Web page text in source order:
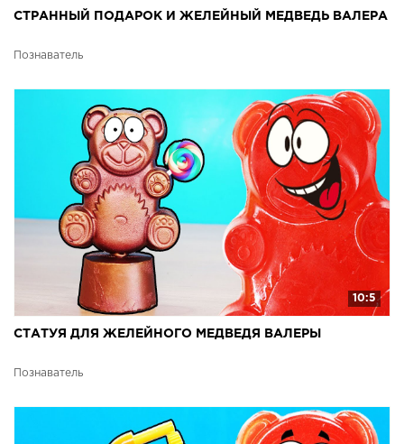
СТРАННЫЙ ПОДАРОК И ЖЕЛЕЙНЫЙ МЕДВЕДЬ ВАЛЕРА
Познаватель
10:5
СТАТУЯ ДЛЯ ЖЕЛЕЙНОГО МЕДВЕДЯ ВАЛЕРЫ
Познаватель